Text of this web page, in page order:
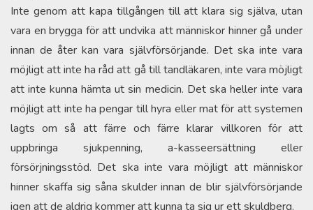
Inte genom att kapa tillgången till att klara sig själva, utan
vara en brygga för att undvika att människor hinner gå under
innan de åter kan vara självförsörjande. Det ska inte vara
möjligt att inte ha råd att gå till tandläkaren, inte vara möjligt
att inte kunna hämta ut sin medicin. Det ska heller inte vara
möjligt att inte ha pengar till hyra eller mat för att systemen
lagts om så att färre och färre klarar villkoren för att
uppbringa sjukpenning, a-kasseersättning eller
försörjningsstöd. Det ska inte vara möjligt att människor
hinner skaffa sig såna skulder innan de blir självförsörjande
igen att de aldrig kommer att kunna ta sig ur ett skuldberg.